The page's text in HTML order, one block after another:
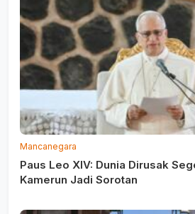
Mancanegara
Paus Leo XIV: Dunia Dirusak
Kamerun Jadi Sorotan